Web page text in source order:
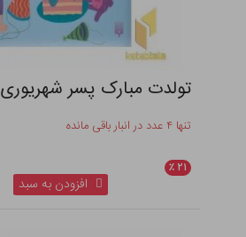
تولدت مبارک پسر شهریوری
تنها ۴ عدد در انبار باقی مانده
۲۱ ٪
افزودن به سبد